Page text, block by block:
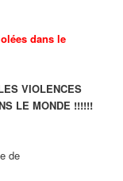
dans le
VIOLENCES
LE MONDE !!!!!!
de